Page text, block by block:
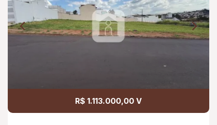
R$ 1.113.000,00 V